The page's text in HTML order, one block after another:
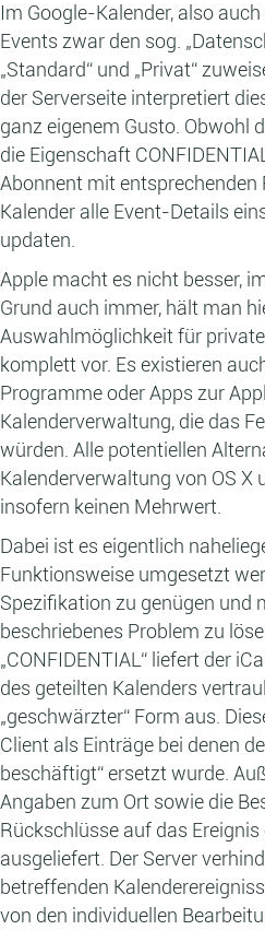
Im Google-Kalender, also
Events zwar den sog.
„Standard“ und „Privat“
der Serverseite interpretiert
ganz eigenem Gusto. Obwohl
die Eigenschaft
Abonnent mit entsprechenden
Kalender alle Event-Details
updaten.
Apple macht es nicht besser,
Grund auch immer, hält man
Auswahlmöglichkeit für
komplett vor. Es existieren
Programme oder Apps zur
Kalenderverwaltung, die das
würden. Alle potentiellen
Kalenderverwaltung von OS X
insofern keinen Mehrwert.
Dabei ist es eigentlich
Funktionsweise umgesetzt
Spezifikation zu genügen und
beschriebenes Problem zu
„CONFIDENTIAL“ liefert der
des geteilten Kalenders
„geschwärzter“ Form aus.
Client als Einträge bei denen
beschäftigt“ ersetzt wurde.
Angaben zum Ort sowie die
Rückschlüsse auf das
ausgeliefert. Der Server
betreffenden
von den individuellen